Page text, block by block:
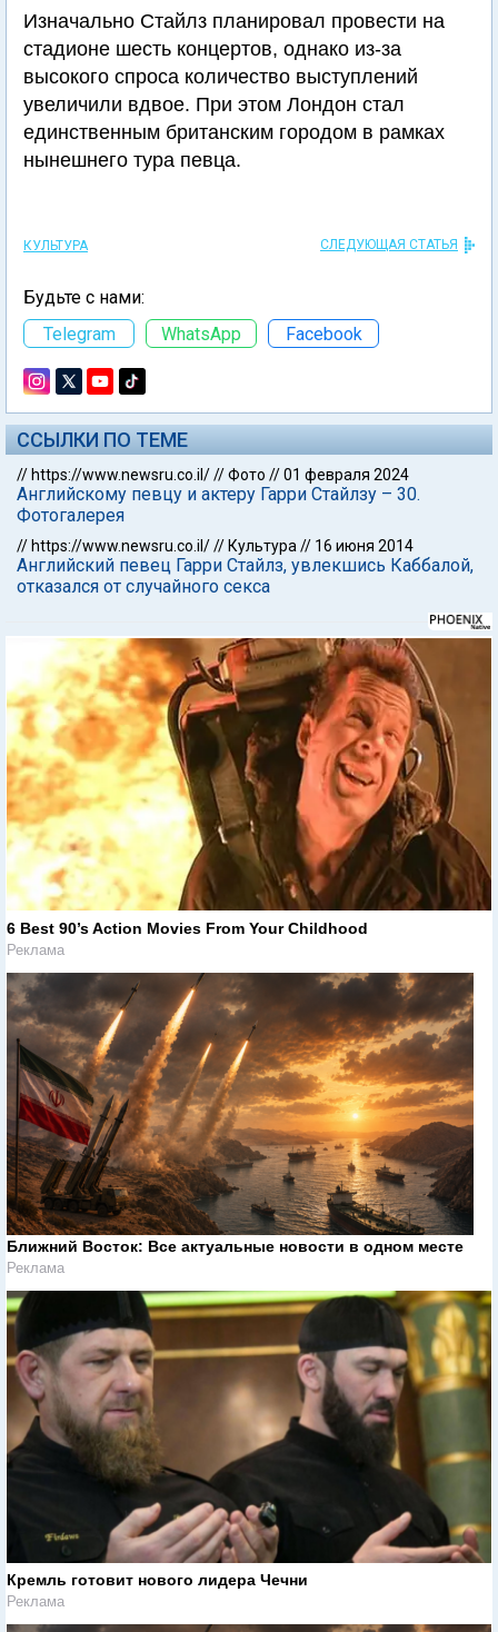
Изначально Стайлз планировал провести на
стадионе шесть концертов, однако из-за
высокого спроса количество выступлений
увеличили вдвое. При этом Лондон стал
единственным британским городом в рамках
нынешнего тура певца.
КУЛЬТУРА СЛЕДУЮЩАЯ СТАТЬЯ
Будьте с нами:
Telegram
WhatsApp Facebook
ССЫЛКИ ПО ТЕМЕ
// https://www.newsru.co.il///Фото //01 февраля 2024
Английскому певцу и актеру Гарри Стайлзу – 30.
Фотогалерея
// https://www.newsru.co.il/// Культура // 16 июня 2014
Английский певец Гарри Стайлз, увлекшись Каббалой,
отказался от случайного секса
6 Best 90’s Action Movies From Your Childhood
Реклама
Ближний Восток: Все актуальные новости в одном месте
Реклама
Кремль готовит нового лидера Чечни
Реклама